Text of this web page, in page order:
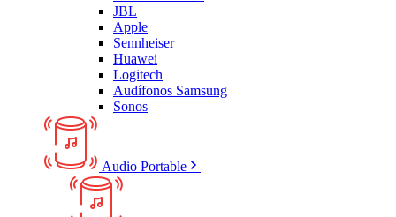
JBL
Apple
Sennheiser
Huawei
Logitech
Audífonos Samsung
Sonos
Audio Portable